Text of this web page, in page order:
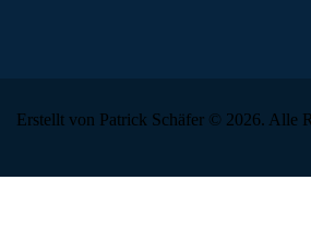
Erstellt von Patrick Schäfer © 2026. Alle